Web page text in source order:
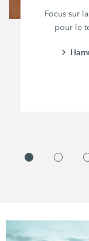
Focus sur
pour le